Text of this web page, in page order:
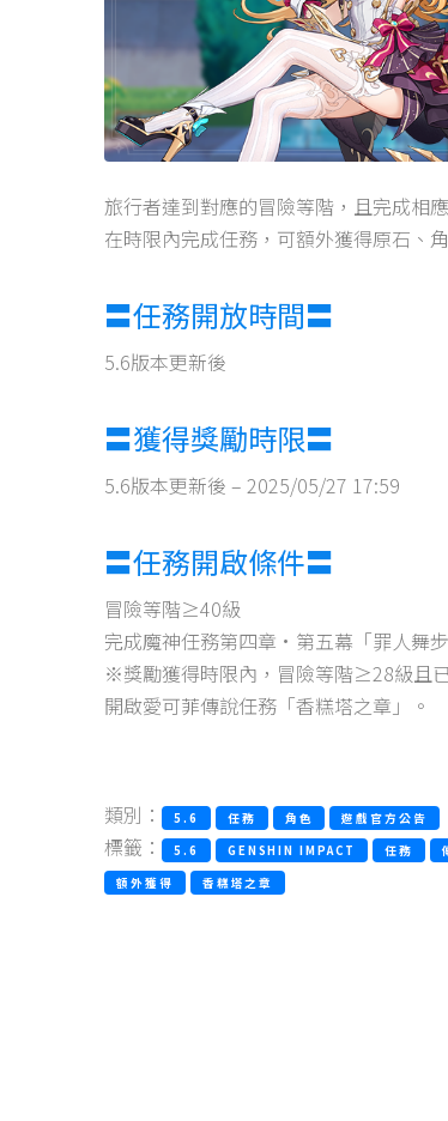
旅行者達到對應的冒險等階，且完成相
在時限內完成任務，可額外獲得原石、
〓任務開放時間〓
5.6版本更新後
〓獲得獎勵時限〓
5.6版本更新後 – 2025/05/27 17:59
〓任務開啟條件〓
冒險等階≥40級
完成魔神任務第四章·第五幕「罪人舞步
※獎勵獲得時限內，冒險等階≥28級且
開啟愛可菲傳說任務「香糕塔之章」。
類別： 5.6 任務 角色 遊戲官方公告
標籤： 5.6 GENSHIN IMPACT 任務
額外獲得
香糕塔之章